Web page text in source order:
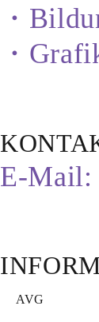
・
・
E-Mail:
AVG